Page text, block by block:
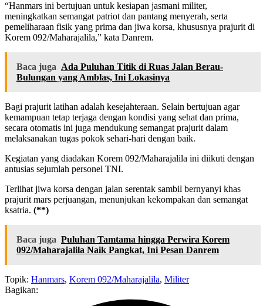
“Hanmars ini bertujuan untuk kesiapan jasmani militer,
meningkatkan semangat patriot dan pantang menyerah, serta
pemeliharaan fisik yang prima dan jiwa korsa, khususnya prajurit di
Korem 092/Maharajalila,” kata Danrem.
Baca juga Ada Puluhan Titik di Ruas Jalan Berau-
Bulungan yang Amblas, Ini Lokasinya
Bagi prajurit latihan adalah kesejahteraan. Selain bertujuan agar
kemampuan tetap terjaga dengan kondisi yang sehat dan prima,
secara otomatis ini juga mendukung semangat prajurit dalam
melaksanakan tugas pokok sehari-hari dengan baik.
Kegiatan yang diadakan Korem 092/Maharajalila ini diikuti dengan
antusias sejumlah personel TNI.
Terlihat jiwa korsa dengan jalan serentak sambil bernyanyi khas
prajurit mars perjuangan, menunjukan kekompakan dan semangat
ksatria. (**)
Baca juga Puluhan Tamtama hingga Perwira Korem
092/Maharajalila Naik Pangkat, Ini Pesan Danrem
Topik: Hanmars, Korem 092/Maharajalila, Militer
Bagikan: